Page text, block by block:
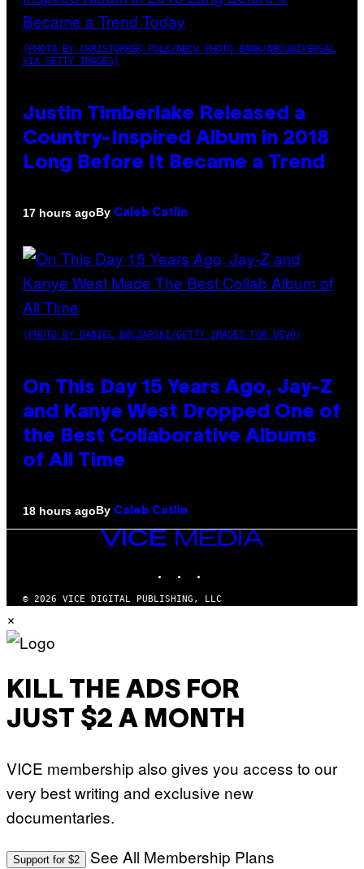
(PHOTO BY CHRISTOPHER POLK/NBCU PHOTO BANK/NBCUNIVERSAL
VIA GETTY IMAGES)
Justin Timberlake Released a
Country-Inspired Album in 2018
Long Before It Became a Trend
17 hours agoBy Caleb Catlin
(PHOTO BY DANIEL BOCZARSKI/GETTY IMAGES FOR VEVO)
On This Day 15 Years Ago, Jay-Z
and Kanye West Dropped One of
the Best Collaborative Albums
of All Time
18 hours agoBy Caleb Catlin
VICE
© 2026 VICE DIGITAL PUBLISHING, LLC
×
KILL THE ADS FOR
JUST $2 A MONTH
VICE membership also gives you access to our
very best writing and exclusive new
documentaries.
Support for $2 See All Membership Plans